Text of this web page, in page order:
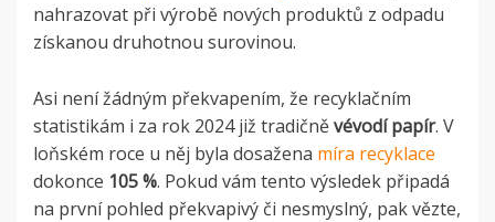
nahrazovat při výrobě nových produktů z odpadu
získanou druhotnou surovinou.
Asi není žádným překvapením, že recyklačním
statistikám i za rok 2024 již tradičněvévodí papír. V
loňském roce u něj byla dosažena míra recyklace
dokonce 105 %. Pokud vám tento výsledek připadá
na první pohled překvapivý či nesmyslný, pak vězte,